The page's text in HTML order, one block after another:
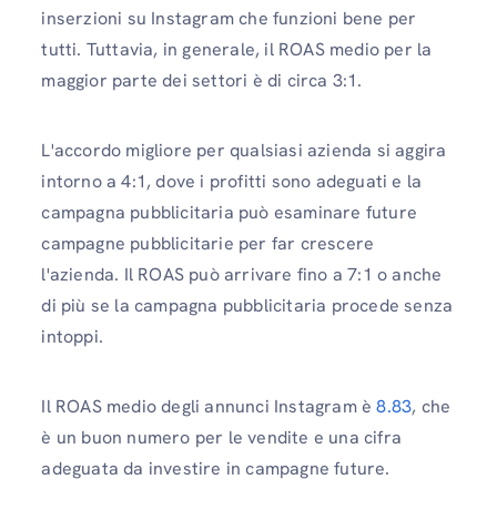
inserzioni su Instagram che funzioni bene per
tutti. Tuttavia, in generale, il ROAS medio per la
maggior parte dei settori è di circa 3:1.
L'accordo migliore per qualsiasi azienda si aggira
intorno a 4:1, dove i profitti sono adeguati e la
campagna pubblicitaria può esaminare future
campagne pubblicitarie per far crescere
l'azienda. Il ROAS può arrivare fino a 7:1 o anche
di più se la campagna pubblicitaria procede senza
intoppi.
Il ROAS medio degli annunci Instagram è8.83, che
è un buon numero per le vendite e una cifra
adeguata da investire in campagne future.